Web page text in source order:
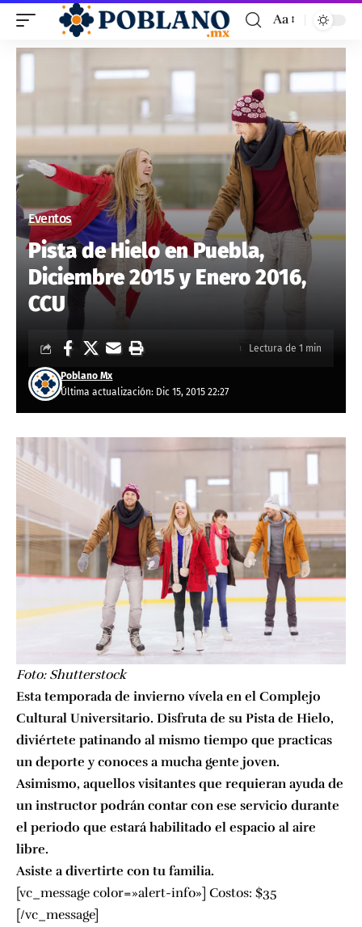
Aa
Eventos
Pista de Hielo en Puebla,
Diciembre 2015 y Enero 2016,
CCU
Última actualización: Dic 15, 2015 22:27
Poblano Mx
Lectura de 1 min
Foto: Shutterstock
Esta temporada de invierno vívela en el Complejo
Cultural Universitario. Disfruta de su Pista de Hielo,
diviértete patinando al mismo tiempo que practicas
un deporte y conoces a mucha gente joven.
Asimismo, aquellos visitantes que requieran ayuda de
un instructor podrán contar con ese servicio durante
el periodo que estará habilitado el espacio al aire
libre.
Asiste a divertirte con tu familia.
[vc_message color=»alert-info»] Costos: $35
[/vc_message]